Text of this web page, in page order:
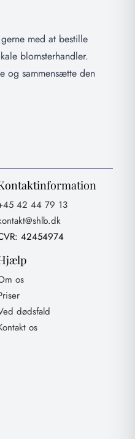
med at bestille
blomsterhandler.
og sammensætte den
42 44 79 13
42454974
os
dødsfald
os